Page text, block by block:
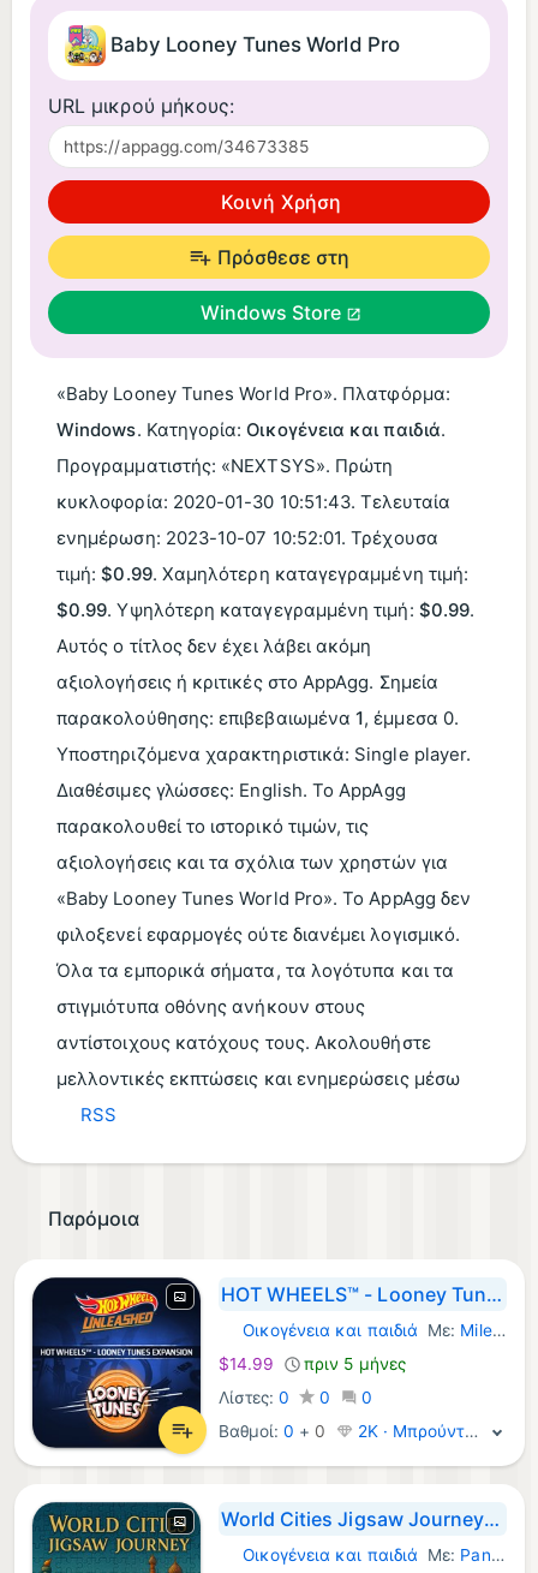
Baby Looney Tunes World Pro
URL μικρού μήκους:
Κοινή Χρήση
Πρόσθεσε στη
Windows Store
«Baby Looney Tunes World Pro». Πλατφόρμα:
Windows. Κατηγορία:Οικογένεια και παιδιά.
Προγραμματιστής: «NEXTSYS». Πρώτη
κυκλοφορία: 2020-01-30 10:51:43. Τελευταία
ενημέρωση: 2023-10-07 10:52:01. Τρέχουσα
τιμή:$0.99. Χαμηλότερη καταγεγραμμένη τιμή:
$0.99. Υψηλότερη καταγεγραμμένη τιμή: $0.99.
Αυτός ο τίτλος δεν έχει λάβει ακόμη
αξιολογήσεις ή κριτικές στο AppAgg. Σημεία
παρακολούθησης: επιβεβαιωμένα1, έμμεσα 0.
Υποστηριζόμενα χαρακτηριστικά: Single player.
Διαθέσιμες γλώσσες: English. Το AppAgg
παρακολουθεί το ιστορικό τιμών, τις
αξιολογήσεις και τα σχόλια των χρηστών για
«Baby Looney Tunes World Pro». Το AppAgg δεν
φιλοξενεί εφαρμογές ούτε διανέμει λογισμικό.
Όλα τα εμπορικά σήματα, τα λογότυπα και τα
στιγμιότυπα οθόνης ανήκουν στους
αντίστοιχους κατόχους τους. Ακολουθήστε
μελλοντικές εκπτώσεις και ενημερώσεις μέσω
RSS
Παρόμοια
HOT WHEELS™ - Looney Tunes Expansion - Windows Edition
Windows Παιχνίδια:
Οικογένεια και παιδιά Με: Milestone S.r.l.
$14.99
πριν 5 μήνες
Λίστες:0 0
0
Βαθμοί:0 + 0 2K · Μπρούντζος
World Cities Jigsaw Journey for PC & XBOX
Windows Παιχνίδια:
Οικογένεια και παιδιά Με: PandaSoftwares